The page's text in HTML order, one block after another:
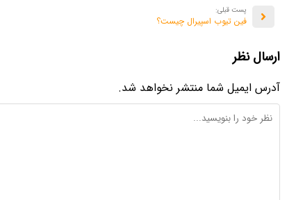
پست قبلی:
فین تیوب اسپیرال چیست؟
ارسال نظر
آدرس ایمیل شما منتشر نخواهد شد.